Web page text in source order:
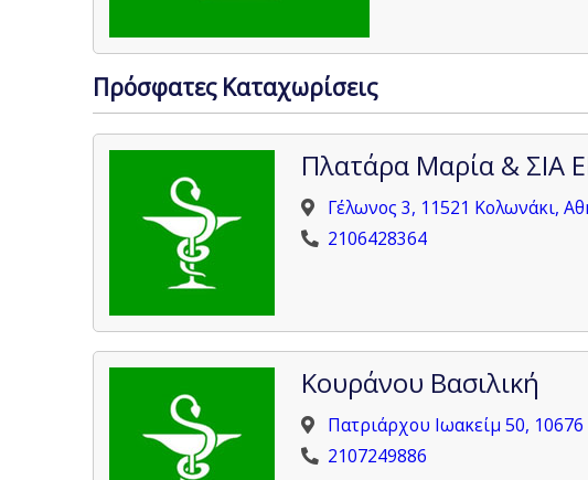
Πρόσφατες Καταχωρίσεις
Πλατάρα Μαρία & ΣΙΑ
Γέλωνος 3, 11521 Κολωνάκι,
2106428364
Κουράνου Βασιλική
Πατριάρχου Ιωακείμ 50,
2107249886